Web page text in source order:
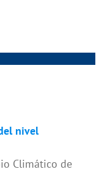
nivel
Climático de